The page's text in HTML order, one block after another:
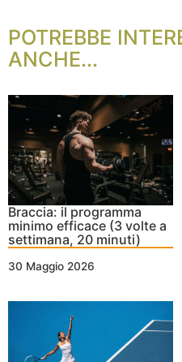
POTREBBE
ANCHE...
Braccia: il programma
minimo efficace (3 volte a
settimana, 20 minuti)
30 Maggio 2026